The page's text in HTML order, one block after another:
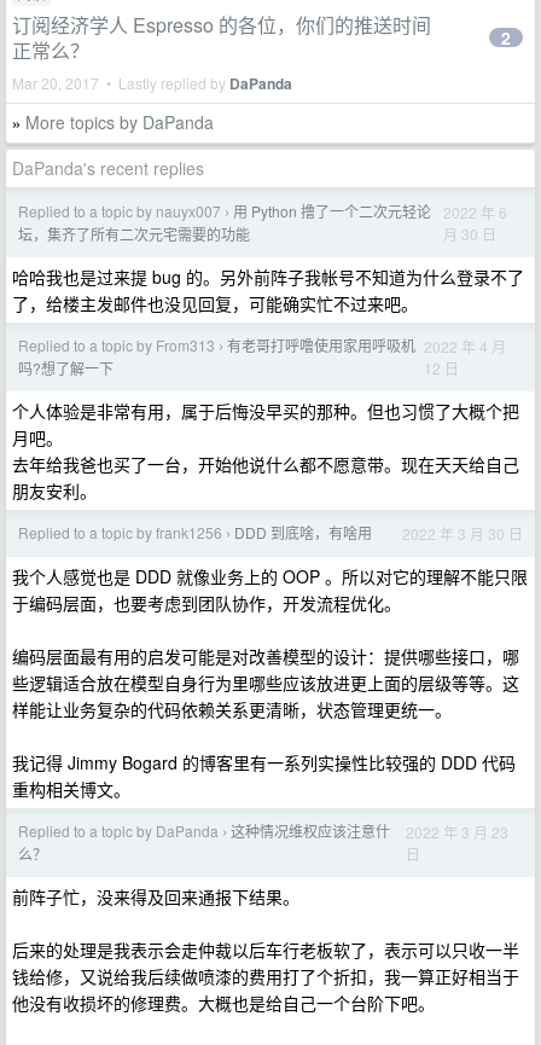
订阅经济学人 Espresso 的各位，你们的推送时间
正常么？
Mar 20, 2017 • Lastly replied by DaPanda
2
» More topics by DaPanda
DaPanda's recent replies
Replied to a topic by nauyx007 › 用 Python 撸了一个二次元轻论
坛，集齐了所有二次元宅需要的功能
2022 年 6
月 30 日
哈哈我也是过来提 bug 的。另外前阵子我帐号不知道为什么登录不了
了，给楼主发邮件也没见回复，可能确实忙不过来吧。
Replied to a topic by From313 › 有老哥打呼噜使用家用呼吸机
吗?想了解一下
2022 年 4 月
12 日
个人体验是非常有用，属于后悔没早买的那种。但也习惯了大概个把
月吧。
去年给我爸也买了一台，开始他说什么都不愿意带。现在天天给自己
朋友安利。
Replied to a topic by frank1256 › DDD 到底啥，有啥用 2022 年 3 月 30 日
我个人感觉也是 DDD 就像业务上的 OOP 。所以对它的理解不能只限
于编码层面，也要考虑到团队协作，开发流程优化。
编码层面最有用的启发可能是对改善模型的设计：提供哪些接口，哪
些逻辑适合放在模型自身行为里哪些应该放进更上面的层级等等。这
样能让业务复杂的代码依赖关系更清晰，状态管理更统一。
我记得 Jimmy Bogard 的博客里有一系列实操性比较强的 DDD 代码
重构相关博文。
Replied to a topic by DaPanda › 这种情况维权应该注意什
么？
2022 年 3 月 23
日
前阵子忙，没来得及回来通报下结果。
后来的处理是我表示会走仲裁以后车行老板软了，表示可以只收一半
钱给修，又说给我后续做喷漆的费用打了个折扣，我一算正好相当于
他没有收损坏的修理费。大概也是给自己一个台阶下吧。